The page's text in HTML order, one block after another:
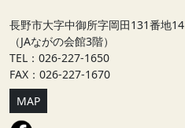
長野市大字中御所字岡田131番地14
（JAながの会館3階）
TEL：026-227-1650
FAX：026-227-1670
MAP